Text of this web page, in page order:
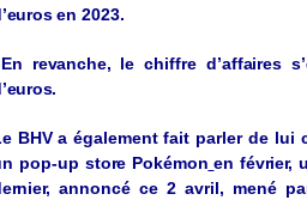
urosen 2023.
En revanche, lechiffre d’affaires
uros.
e BHV aégalementfait parler de lui
pop-upstore Pokémon enfévrier,
rnier, annoncé ce2avril, mené